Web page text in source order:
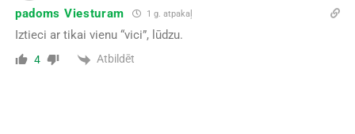
padoms Viesturam 1 g. atpakaļ
Iztieci ar tikai vienu “vici”, lūdzu.
4 Atbildēt